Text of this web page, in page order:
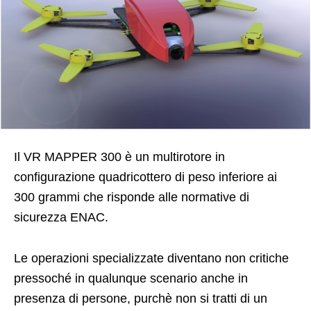
Il VR MAPPER 300 è un multirotore in
configurazione quadricottero di peso inferiore ai
300 grammi che risponde alle normative di
sicurezza ENAC.
Le operazioni specializzate diventano non critiche
pressoché in qualunque scenario anche in
presenza di persone, purchè non si tratti di un